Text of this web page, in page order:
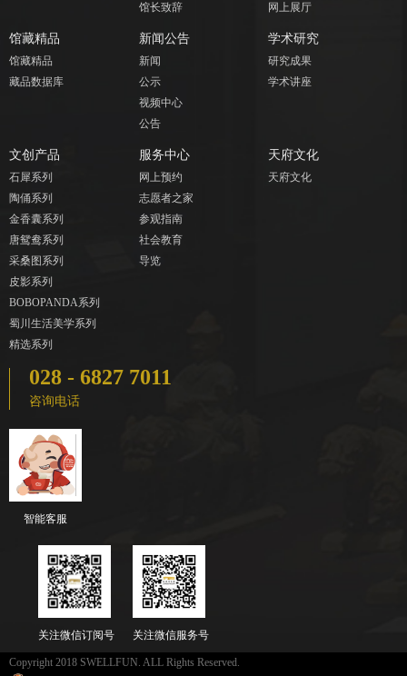
馆长致辞
网上展厅
馆藏精品
馆藏精品
藏品数据库
新闻公告
新闻
公示
视频中心
公告
学术研究
研究成果
学术讲座
文创产品
石犀系列
陶俑系列
金香囊系列
唐鸳鸯系列
采桑图系列
皮影系列
BOBOPANDA系列
蜀川生活美学系列
精选系列
服务中心
网上预约
志愿者之家
参观指南
社会教育
导览
天府文化
天府文化
028 - 6827 7011
咨询电话
智能客服
关注微信服务号
关注微信订阅号
Copyright 2018 SWELLFUN. ALL Rights Reserved.